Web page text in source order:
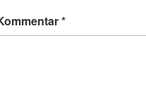
*